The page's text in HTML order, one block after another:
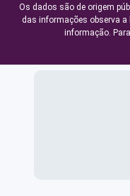
Os dados são de origem
das informações observa a
informação.